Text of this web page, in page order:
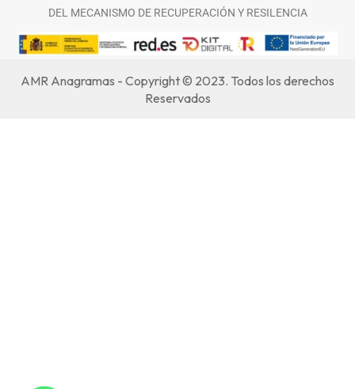
DEL MECANISMO DE RECUPERACIÓN Y RESILENCIA
AMR Anagramas - Copyright © 2023. Todos los derechos
Reservados